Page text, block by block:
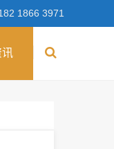
1866 3971
讯